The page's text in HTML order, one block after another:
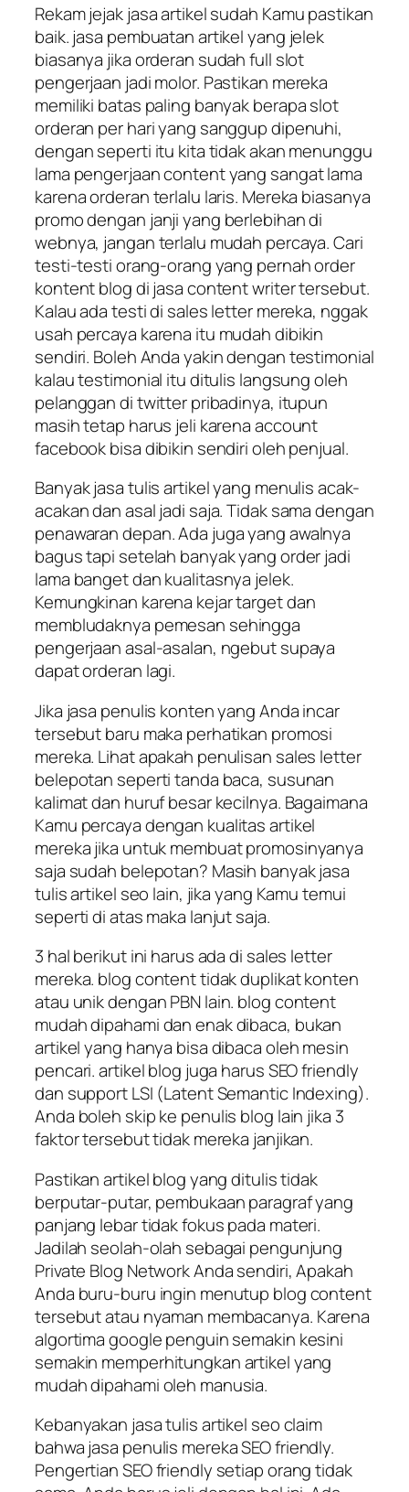
Rekam jejak jasa artikel sudah Kamu pastikan
baik. jasa pembuatan artikel yang jelek
biasanya jika orderan sudah full slot
pengerjaan jadi molor. Pastikan mereka
memiliki batas paling banyak berapa slot
orderan per hari yang sanggup dipenuhi,
dengan seperti itu kita tidak akan menunggu
lama pengerjaan content yang sangat lama
karena orderan terlalu laris. Mereka biasanya
promo dengan janji yang berlebihan di
webnya, jangan terlalu mudah percaya. Cari
testi-testi orang-orang yang pernah order
kontent blog di jasa content writer tersebut.
Kalau ada testi di sales letter mereka, nggak
usah percaya karena itu mudah dibikin
sendiri. Boleh Anda yakin dengan testimonial
kalau testimonial itu ditulis langsung oleh
pelanggan di twitter pribadinya, itupun
masih tetap harus jeli karena account
facebook bisa dibikin sendiri oleh penjual.
Banyak jasa tulis artikel yang menulis acak-
acakan dan asal jadi saja. Tidak sama dengan
penawaran depan. Ada juga yang awalnya
bagus tapi setelah banyak yang order jadi
lama banget dan kualitasnya jelek.
Kemungkinan karena kejar target dan
membludaknya pemesan sehingga
pengerjaan asal-asalan, ngebut supaya
dapat orderan lagi.
Jika jasa penulis konten yang Anda incar
tersebut baru maka perhatikan promosi
mereka. Lihat apakah penulisan sales letter
belepotan seperti tanda baca, susunan
kalimat dan huruf besar kecilnya. Bagaimana
Kamu percaya dengan kualitas artikel
mereka jika untuk membuat promosinyanya
saja sudah belepotan? Masih banyak jasa
tulis artikel seo lain, jika yang Kamu temui
seperti di atas maka lanjut saja.
3 hal berikut ini harus ada di sales letter
mereka. blog content tidak duplikat konten
atau unik dengan PBN lain. blog content
mudah dipahami dan enak dibaca, bukan
artikel yang hanya bisa dibaca oleh mesin
pencari. artikel blog juga harus SEO friendly
dan support LSI (Latent Semantic Indexing).
Anda boleh skip ke penulis blog lain jika 3
faktor tersebut tidak mereka janjikan.
Pastikan artikel blog yang ditulis tidak
berputar-putar, pembukaan paragraf yang
panjang lebar tidak fokus pada materi.
Jadilah seolah-olah sebagai pengunjung
Private Blog Network Anda sendiri, Apakah
Anda buru-buru ingin menutup blog content
tersebut atau nyaman membacanya. Karena
algortima google penguin semakin kesini
semakin memperhitungkan artikel yang
mudah dipahami oleh manusia.
Kebanyakan jasa tulis artikel seo claim
bahwa jasa penulis mereka SEO friendly.
Pengertian SEO friendly setiap orang tidak